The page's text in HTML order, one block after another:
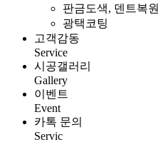
판금도색, 덴트복원
광택코팅
고객감동
Service
시공갤러리
Gallery
이벤트
Event
카톡 문의
Servic